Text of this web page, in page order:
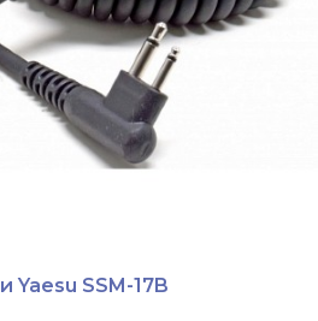
Yaesu SSM-17B